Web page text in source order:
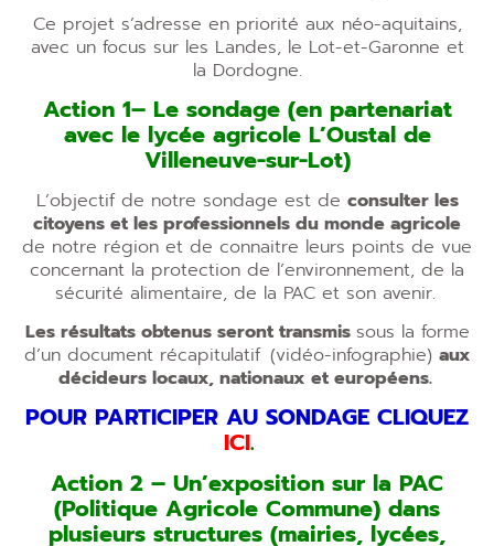
Ce projet s’adresse en priorité aux néo-aquitains,
avec un focus sur les Landes, le Lot-et-Garonne et
la Dordogne.
Action 1– Le sondage (en partenariat
avec le lycée agricole L’Oustal de
Villeneuve-sur-Lot)
L’objectif de notre sondage est de consulter les
citoyens et les professionnels du monde agricole
de notre région et de connaitre leurs points de vue
concernant la protection de l’environnement, de la
sécurité alimentaire, de la PAC et son avenir.
Les résultats obtenus seront transmis sous la forme
d’un document récapitulatif (vidéo-infographie) aux
décideurs locaux, nationaux et européens.
POUR PARTICIPER AU SONDAGE CLIQUEZ
ICI.
Action 2 – Un’exposition sur la PAC
(Politique Agricole Commune) dans
plusieurs structures (mairies, lycées,